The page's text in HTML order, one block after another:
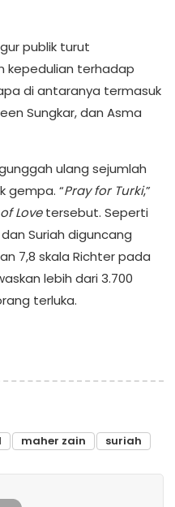
publik turut
kepedulian terhadap
di antaranya termasuk
Sungkar, dan Asma
ulang sejumlah
gempa. “Pray for Turki,”
Lovetersebut. Seperti
Suriah diguncang
7,8 skala Richter pada
lebih dari 3.700
terluka.
maher zain suriah